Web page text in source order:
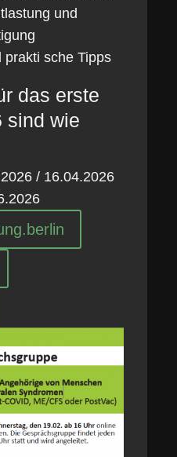
und
prakti sche Tipps
das erste
sind wie
/ 16.04.2026